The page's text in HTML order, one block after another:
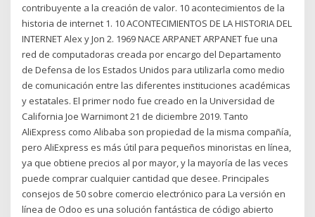
contribuyente a la creación de valor. 10 acontecimientos de la
historia de internet 1. 10 ACONTECIMIENTOS DE LA HISTORIA DEL
INTERNET Alex y Jon 2. 1969 NACE ARPANET ARPANET fue una
red de computadoras creada por encargo del Departamento
de Defensa de los Estados Unidos para utilizarla como medio
de comunicación entre las diferentes instituciones académicas
y estatales. El primer nodo fue creado en la Universidad de
California Joe Warnimont 21 de diciembre 2019. Tanto
AliExpress como Alibaba son propiedad de la misma compañía,
pero AliExpress es más útil para pequeños minoristas en línea,
ya que obtiene precios al por mayor, y la mayoría de las veces
puede comprar cualquier cantidad que desee. Principales
consejos de 50 sobre comercio electrónico para La versión en
línea de Odoo es una solución fantástica de código abierto